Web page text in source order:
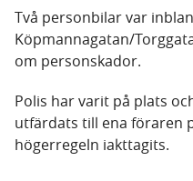
Två personbilar var
Köpmannagatan/
om personskador.
Polis har varit på plats
utfärdats till ena föraren
högerregeln iakttagits.